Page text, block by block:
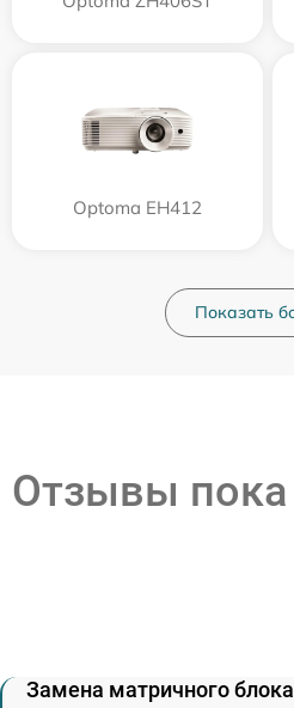
Optoma EH412
Показать
Отзывы
Замена матричного